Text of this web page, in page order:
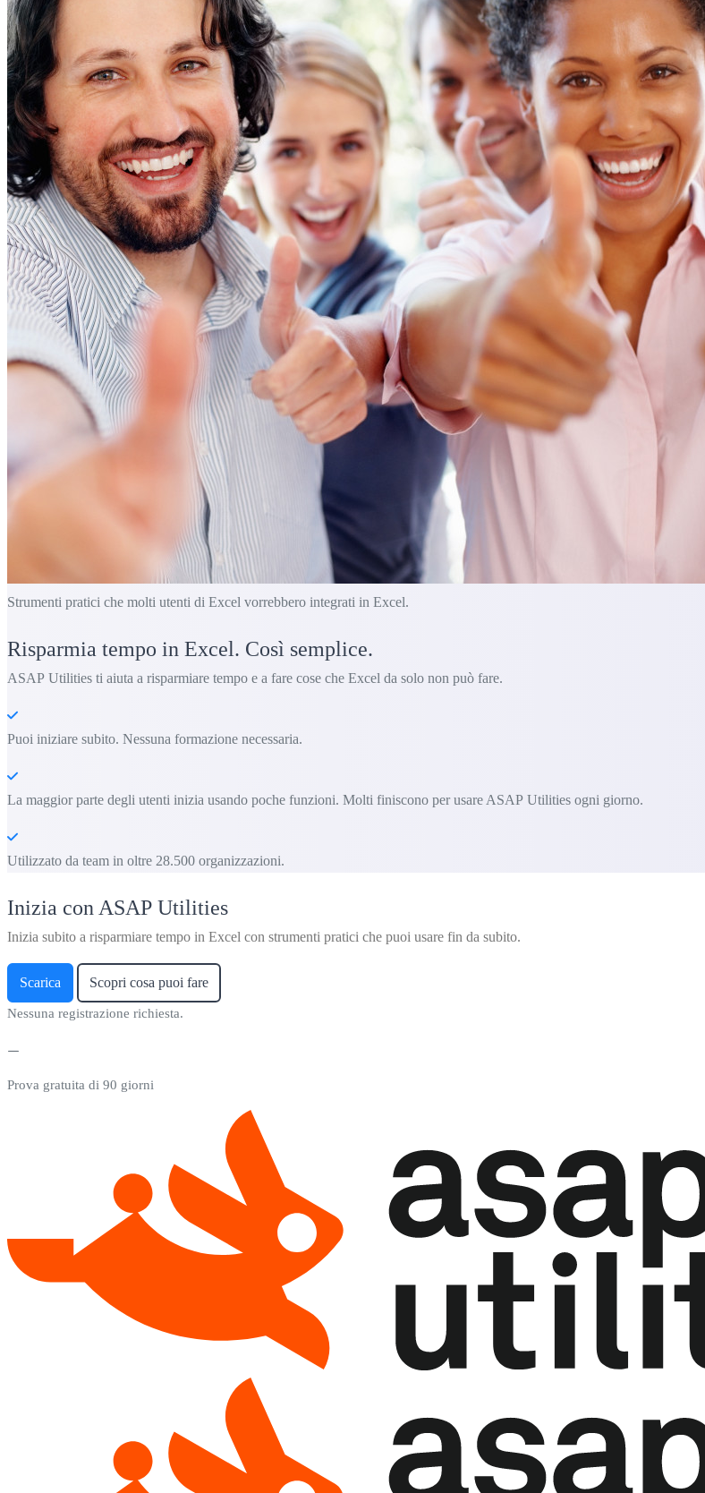
Strumenti pratici che molti utenti di Excel vorrebbero integrati in Excel.
Risparmia tempo in Excel. Così semplice.
ASAP Utilities ti aiuta a risparmiare tempo e a fare cose che Excel da solo non può fare.
Puoi iniziare subito. Nessuna formazione necessaria.
La maggior parte degli utenti inizia usando poche funzioni. Molti finiscono per usare ASAP Utilities ogni giorno.
Utilizzato da team in oltre 28.500 organizzazioni.
Inizia con ASAP Utilities
Inizia subito a risparmiare tempo in Excel con strumenti pratici che puoi usare fin da subito.
Scarica Scopri cosa puoi fare
Nessuna registrazione richiesta.
Prova gratuita di 90 giorni